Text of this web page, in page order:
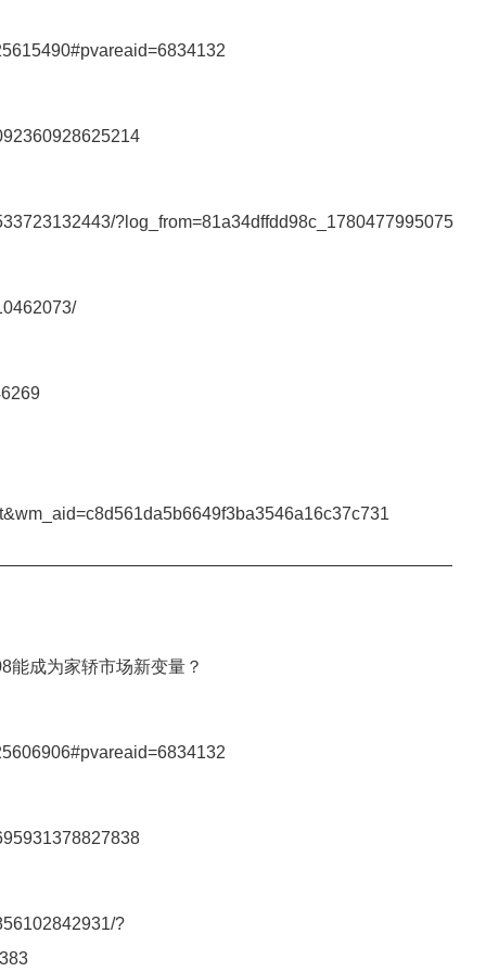
?log_from=81a34dffdd98c_1780477995075
能成为家轿市场新变量？
?